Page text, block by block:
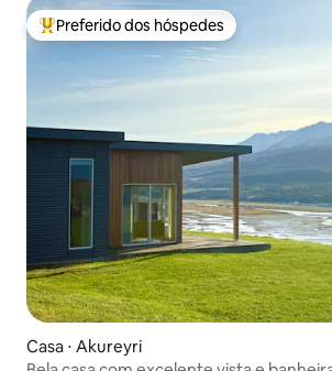
Entre os melhores preferidos dos
Preferido dos hóspedes
Casa ⋅ Akureyri